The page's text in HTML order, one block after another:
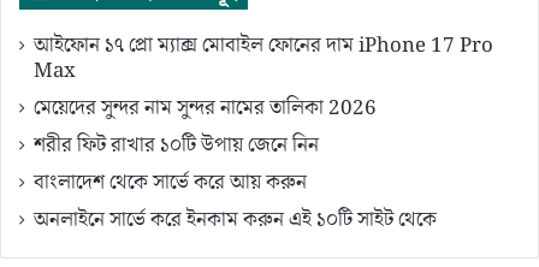
আইফোন ১৭ প্রো ম্যাক্স মোবাইল ফোনের দাম iPhone 17 Pro
Max
মেয়েদের সুন্দর নাম সুন্দর নামের তালিকা 2026
শরীর ফিট রাখার ১০টি উপায় জেনে নিন
বাংলাদেশ থেকে সার্ভে করে আয় করুন
অনলাইনে সার্ভে করে ইনকাম করুন এই ১০টি সাইট থেকে